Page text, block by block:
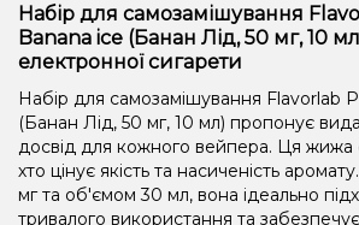
Набір для самозамішування
Banana ice (Банан Лід, 50 мг, 10
електронної сигарети
Набір для самозамішування Flavorlab
(Банан Лід, 50 мг, 10 мл) пропонує
досвід для кожного вейпера. Ця жижа
хто цінує якість та насиченість
мг та об'ємом 30 мл, вона ідеально
тривалого використання та